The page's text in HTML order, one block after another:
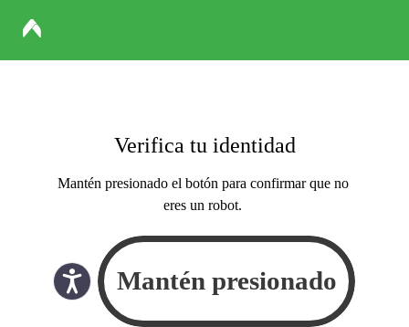
Verifica tu identidad
Mantén presionado el botón para confirmar que no
eres un robot.